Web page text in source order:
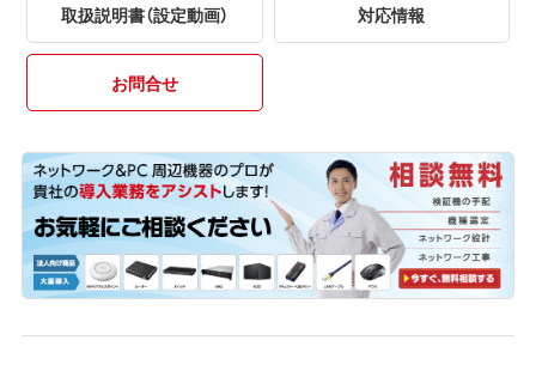
取扱説明書（設定動画） 対応情報
お問合せ